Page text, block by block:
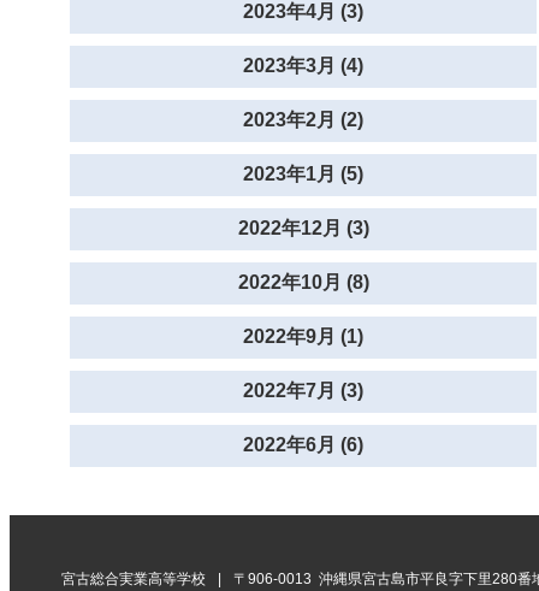
2023年4月 (3)
2023年3月 (4)
2023年2月 (2)
2023年1月 (5)
2022年12月 (3)
2022年10月 (8)
2022年9月 (1)
2022年7月 (3)
2022年6月 (6)
宮古総合実業高等学校 〒906-0013 沖縄県宮古島市平良字下里280番